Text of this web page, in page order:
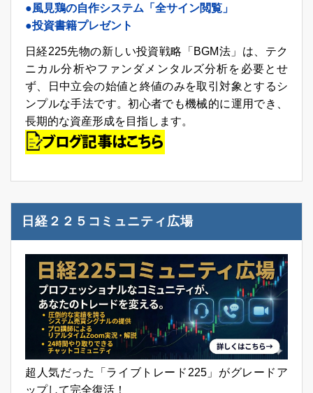
●風見鶏の自作システム「全サイン閲覧」
●投資書籍プレゼント
日経225先物の新しい投資戦略「BGM法」は、テク
ニカル分析やファンダメンタルズ分析を必要とせ
ず、日中立会の始値と終値のみを取引対象とするシ
ンプルな手法です。初心者でも機械的に運用でき、
長期的な資産形成を目指します。
日経２２５コミュニティ広場
超人気だった「ライブトレード225」がグレードア
ップして完全復活！